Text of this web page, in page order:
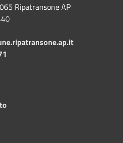
Ripatransone AP